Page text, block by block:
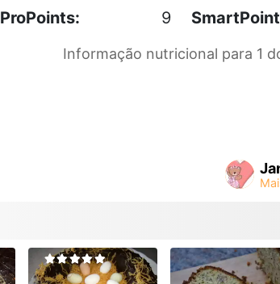
ProPoints:
9
Informação nutricional para 1